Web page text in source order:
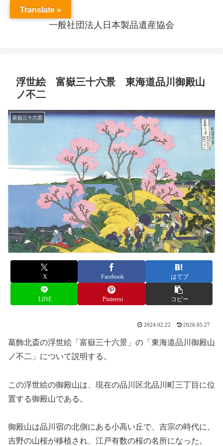
一般社団法人日本製品遺産協会
浮世絵 富嶽三十六景 東海道品川御殿山
ノ不二
富嶽三十六景
X Facebook はてブ
LINE Pinterest コピー
2024.02.22 2026.05.27
葛飾北斎の浮世絵「富嶽三十六景」の「東海道品川御殿山
ノ不二」について説明する。
この浮世絵の御殿山は、現在の品川区北品川町三丁目に位
置する御殿山である。
御殿山は品川宿の北側にある小高い丘で、吉宗の時代に、
吉野の山桜が移植され、江戸有数の桜の名所になった。
Translate »